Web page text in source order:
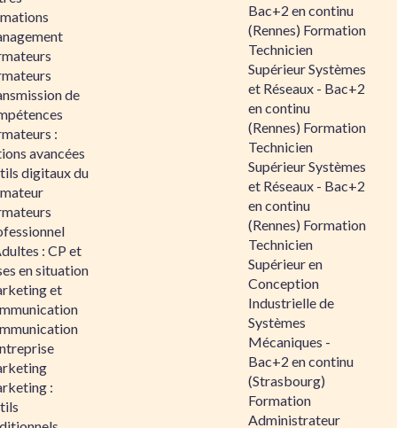
de
:
avancées
digitaux du
: CP et
en situation
et
:
Bac+2 en continu
(Rennes) Formation
Technicien
Supérieur Systèmes
et Réseaux - Bac+2
en continu
(Rennes) Formation
Technicien
Supérieur Systèmes
et Réseaux - Bac+2
en continu
(Rennes) Formation
Technicien
Supérieur en
Conception
Industrielle de
Systèmes
Mécaniques -
Bac+2 en continu
(Strasbourg)
Formation
Administrateur